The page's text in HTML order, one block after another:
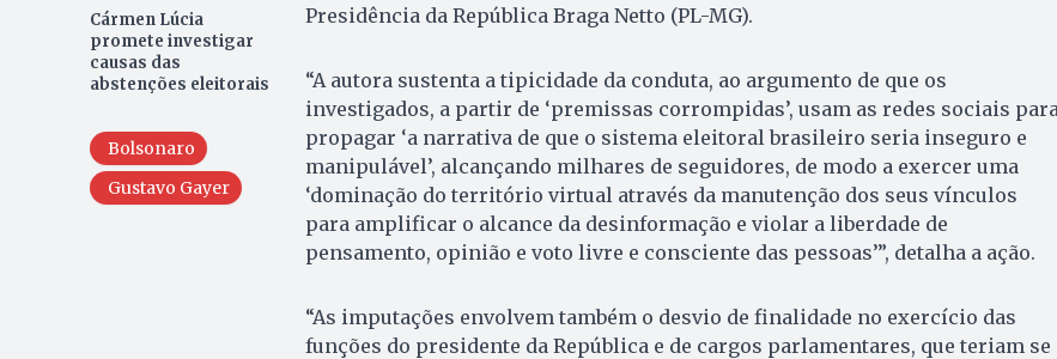
Cármen Lúcia
promete investigar
causas das
abstenções eleitorais
Bolsonaro
Gustavo Gayer
Presidência da República Braga Netto (PL-MG).
“A autora sustenta a tipicidade da conduta, ao argumento de que os
investigados, a partir de ‘premissas corrompidas’, usam as redes sociais para
propagar ‘a narrativa de que o sistema eleitoral brasileiro seria inseguro e
manipulável’, alcançando milhares de seguidores, de modo a exercer uma
‘dominação do território virtual através da manutenção dos seus vínculos
para amplificar o alcance da desinformação e violar a liberdade de
pensamento, opinião e voto livre e consciente das pessoas’”, detalha a ação.
“As imputações envolvem também o desvio de finalidade no exercício das
funções do presidente da República e de cargos parlamentares, que teriam se